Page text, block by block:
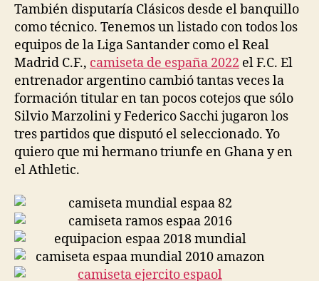
También disputaría Clásicos desde el banquillo
como técnico. Tenemos un listado con todos los
equipos de la Liga Santander como el Real
Madrid C.F., camiseta de españa 2022 el F.C. El
entrenador argentino cambió tantas veces la
formación titular en tan pocos cotejos que sólo
Silvio Marzolini y Federico Sacchi jugaron los
tres partidos que disputó el seleccionado. Yo
quiero que mi hermano triunfe en Ghana y en
el Athletic.